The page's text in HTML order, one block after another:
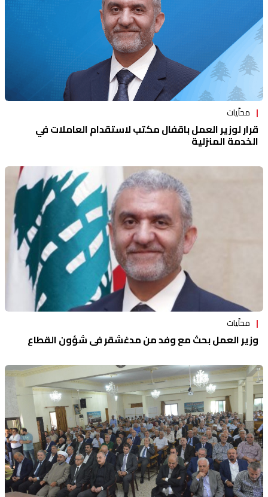
محلّيات
قرار لوزير العمل باقفال مكتب لاستقدام العاملات في
الخدمة المنزلية
محلّيات
وزير العمل بحث مع وفد من مدغشقر في شؤون القطاع